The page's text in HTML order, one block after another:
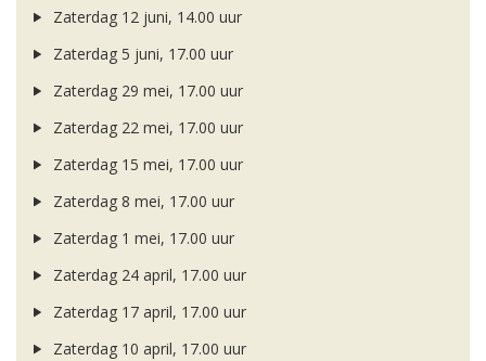
Zaterdag 12 juni, 14.00 uur
Zaterdag 5 juni, 17.00 uur
Zaterdag 29 mei, 17.00 uur
Zaterdag 22 mei, 17.00 uur
Zaterdag 15 mei, 17.00 uur
Zaterdag 8 mei, 17.00 uur
Zaterdag 1 mei, 17.00 uur
Zaterdag 24 april, 17.00 uur
Zaterdag 17 april, 17.00 uur
Zaterdag 10 april, 17.00 uur